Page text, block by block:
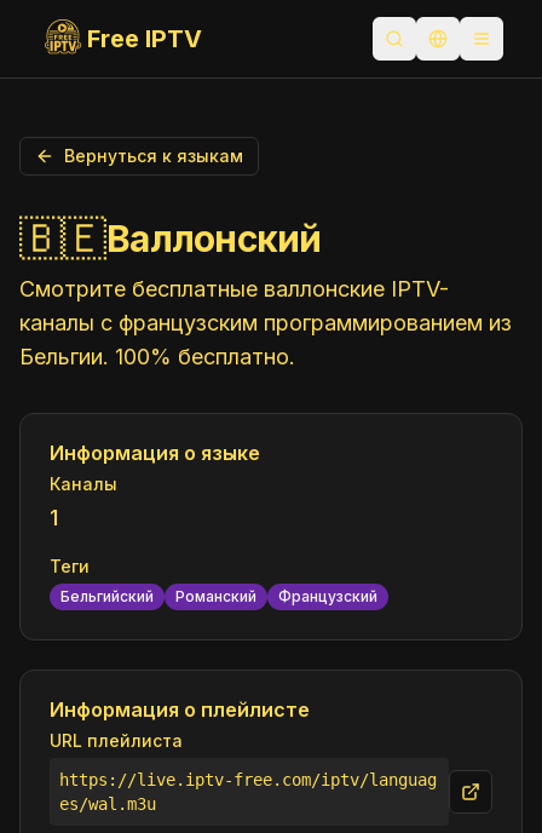
Free IPTV Открыть поиск
Вернуться к языкам
🇧🇪Валлонский
Смотрите бесплатные валлонские IPTV-
каналы с французским программированием из
Бельгии. 100% бесплатно.
Информация о языке
Каналы
1
Теги
Бельгийский Романский Французский
Информация о плейлисте
URL плейлиста
https://live.iptv-free.com/iptv/languag
es/wal.m3u